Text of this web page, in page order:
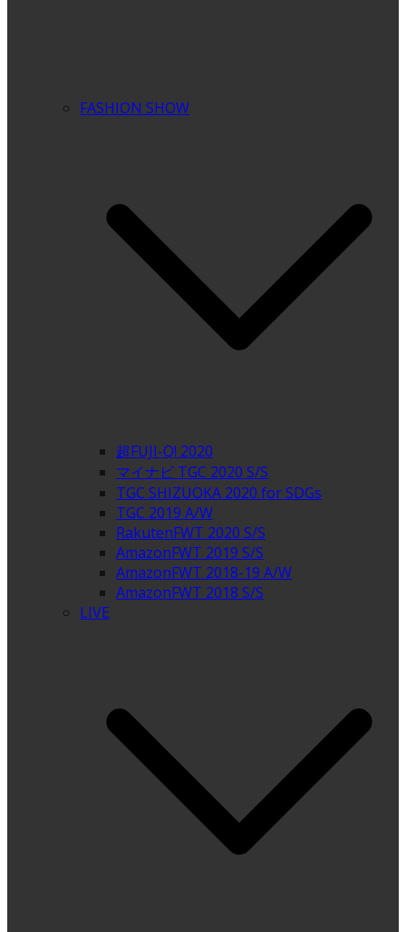
FASHION SHOW
超FUJI-Q! 2020
マイナビ TGC 2020 S/S
TGC SHIZUOKA 2020 for SDGs
TGC 2019 A/W
RakutenFWT 2020 S/S
AmazonFWT 2019 S/S
AmazonFWT 2018-19 A/W
AmazonFWT 2018 S/S
LIVE